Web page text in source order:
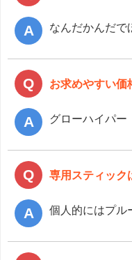
なんだかんだで
お求めやすい価
グローハイパー
専用スティック
個人的にはプル